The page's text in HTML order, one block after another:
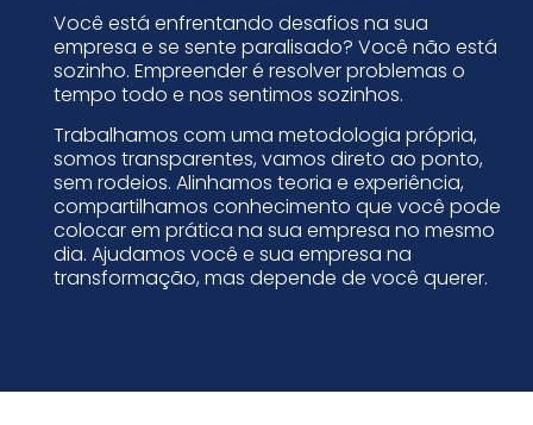
Você está enfrentando desafios na sua
empresa e se sente paralisado? Você não está
sozinho. Empreender é resolver problemas o
tempo todo e nos sentimos sozinhos.
Trabalhamos com uma metodologia própria,
somos transparentes, vamos direto ao ponto,
sem rodeios. Alinhamos teoria e experiência,
compartilhamos conhecimento que você pode
colocar em prática na sua empresa no mesmo
dia. Ajudamos você e sua empresa na
transformação, mas depende de você querer.